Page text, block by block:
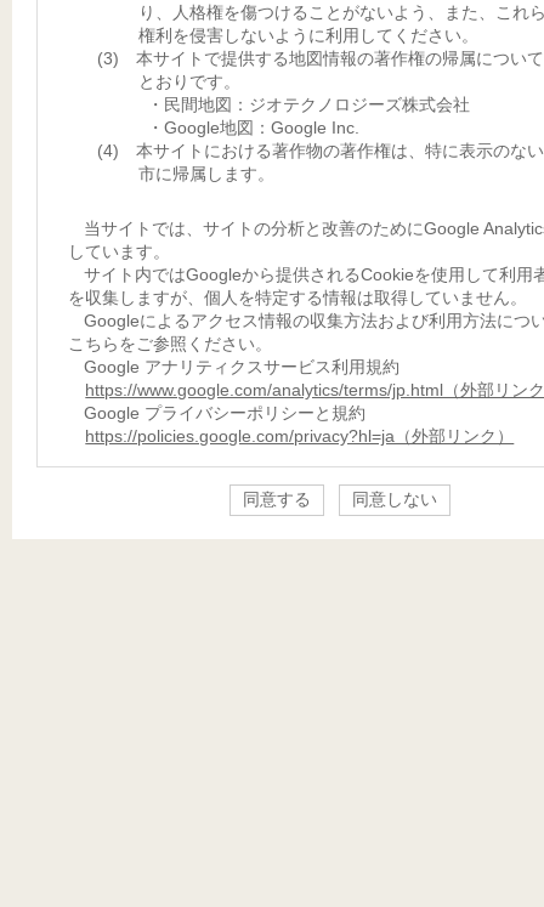
り、人格権を傷つけることがないよう、また、これ
権利を侵害しないように利用してください。
(3) 本サイトで提供する地図情報の著作権の帰属につい
とおりです。
・民間地図：ジオテクノロジーズ株式会社
・Google地図：Google Inc.
(4) 本サイトにおける著作物の著作権は、特に表示のな
市に帰属します。
当サイトでは、サイトの分析と改善のためにGoogle
しています。
サイト内ではGoogleから提供されるCookieを使用して利用
を収集しますが、個人を特定する情報は取得していません。
Googleによるアクセス情報の収集方法および利用方法につ
こちらをご参照ください。
Google アナリティクスサービス利用規約
https://www.google.com/analytics/terms/jp.html（外部リン
Google プライバシーポリシーと規約
https://policies.google.com/privacy?hl=ja（外部リンク）
同意する 同意しない